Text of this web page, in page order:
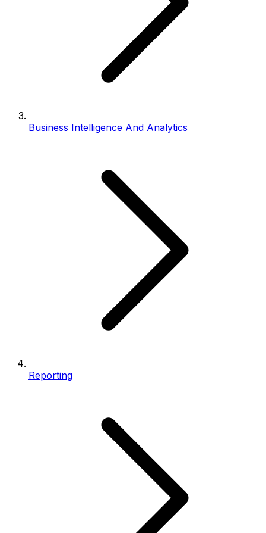
Business Intelligence And Analytics
Reporting